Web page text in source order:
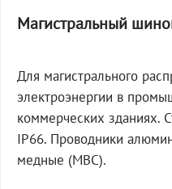
Магистральный
Для магистрального
электроэнергии в
коммерческих зданиях.
IP66. Проводники
медные (МВС).